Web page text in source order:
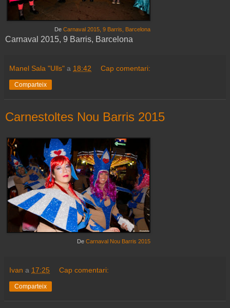
De Carnaval 2015, 9 Barris, Barcelona
Carnaval 2015, 9 Barris, Barcelona
Manel Sala "Ulls" a 18:42 Cap comentari:
Comparteix
Carnestoltes Nou Barris 2015
De Carnaval Nou Barris 2015
Ivan a 17:25 Cap comentari:
Comparteix